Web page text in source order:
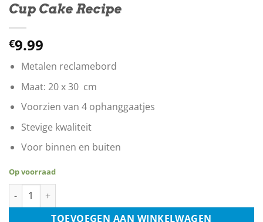
Cup Cake Recipe
€9.99
Metalen reclamebord
Maat: 20 x 30 cm
Voorzien van 4 ophanggaatjes
Stevige kwaliteit
Voor binnen en buiten
Op voorraad
Cup Cake Recipe aantal
TOEVOEGEN AAN WINKELWAGEN